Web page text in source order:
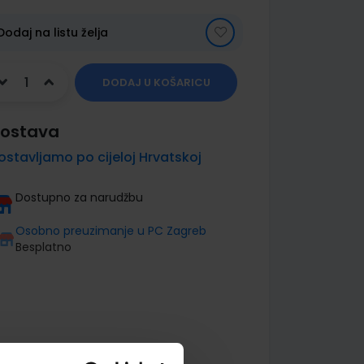
na listu želja
DODAJ U KOŠARICU
po cijeloj Hrvatskoj
Dostupno za narudžbu
Osobno preuzimanje u PC Zagreb
Besplatno